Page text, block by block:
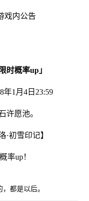
戏内公告
时概率up」
年1月4日23:59
许愿池。
·初雪印记】
率up！
都是以后。